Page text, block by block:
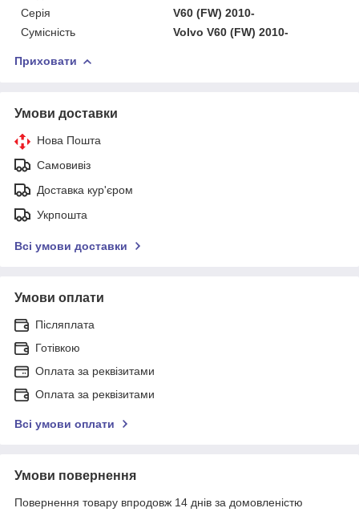
Серія
V60 (FW) 2010-
Сумісність
Volvo V60 (FW) 2010-
Приховати
Умови доставки
Нова Пошта
Самовивіз
Доставка кур'єром
Укрпошта
Всі умови доставки
Умови оплати
Післяплата
Готівкою
Оплата за реквізитами
Оплата за реквізитами
Всі умови оплати
Умови повернення
Повернення товару впродовж 14 днів за домовленістю